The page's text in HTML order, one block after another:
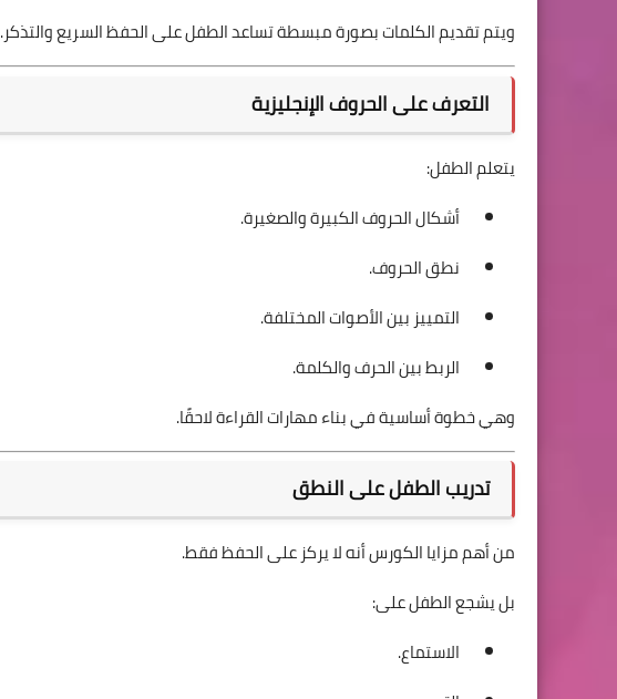
ويتم تقديم الكلمات بصورة مبسطة تساعد الطفل على الحفظ السريع والتذكر.
التعرف على الحروف الإنجليزية
يتعلم الطفل:
أشكال الحروف الكبيرة والصغيرة.
نطق الحروف.
التمييز بين الأصوات المختلفة.
الربط بين الحرف والكلمة.
وهي خطوة أساسية في بناء مهارات القراءة لاحقًا.
تدريب الطفل على النطق
من أهم مزايا الكورس أنه لا يركز على الحفظ فقط.
بل يشجع الطفل على:
الاستماع.